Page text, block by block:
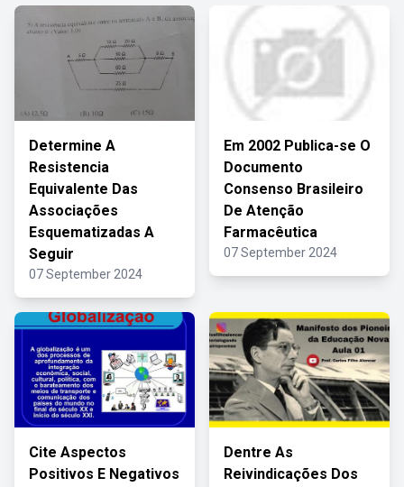
Determine A
Resistencia
Equivalente Das
Associações
Esquematizadas A
Seguir
07 September 2024
Em 2002 Publica-se O
Documento
Consenso Brasileiro
De Atenção
Farmacêutica
07 September 2024
Cite Aspectos
Positivos E Negativos
Dentre As
Reivindicações Dos